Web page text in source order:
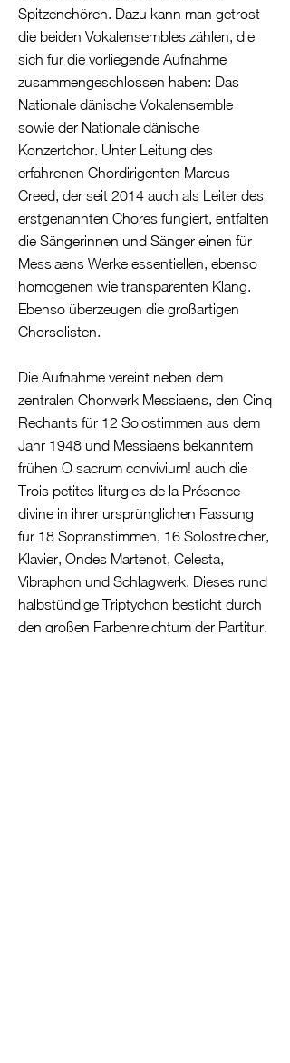
Spitzenchören. Dazu kann man getrost
die beiden Vokalensembles zählen, die
sich für die vorliegende Aufnahme
zusammengeschlossen haben: Das
Nationale dänische Vokalensemble
sowie der Nationale dänische
Konzertchor. Unter Leitung des
erfahrenen Chordirigenten Marcus
Creed, der seit 2014 auch als Leiter des
erstgenannten Chores fungiert, entfalten
die Sängerinnen und Sänger einen für
Messiaens Werke essentiellen, ebenso
homogenen wie transparenten Klang.
Ebenso überzeugen die großartigen
Chorsolisten.
Die Aufnahme vereint neben dem
zentralen Chorwerk Messiaens, den Cinq
Rechants für 12 Solostimmen aus dem
Jahr 1948 und Messiaens bekanntem
frühen O sacrum convivium! auch die
Trois petites liturgies de la Présence
divine in ihrer ursprünglichen Fassung
für 18 Sopranstimmen, 16 Solostreicher,
Klavier, Ondes Martenot, Celesta,
Vibraphon und Schlagwerk. Dieses rund
halbstündige Triptychon besticht durch
den großen Farbenreichtum der Partitur,